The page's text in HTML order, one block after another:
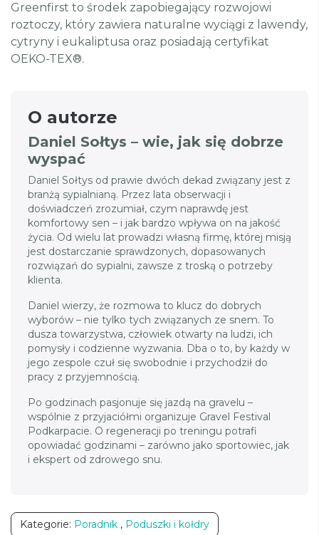
Greenfirst to środek zapobiegający rozwojowi
roztoczy, który zawiera naturalne wyciągi z lawendy,
cytryny i eukaliptusa oraz posiadają certyfikat
OEKO-TEX®.
O autorze
Daniel Sołtys – wie, jak się dobrze
wyspać
Daniel Sołtys od prawie dwóch dekad związany jest z
branżą sypialnianą. Przez lata obserwacji i
doświadczeń zrozumiał, czym naprawdę jest
komfortowy sen – i jak bardzo wpływa on na jakość
życia. Od wielu lat prowadzi własną firmę, której misją
jest dostarczanie sprawdzonych, dopasowanych
rozwiązań do sypialni, zawsze z troską o potrzeby
klienta.
Daniel wierzy, że rozmowa to klucz do dobrych
wyborów – nie tylko tych związanych ze snem. To
dusza towarzystwa, człowiek otwarty na ludzi, ich
pomysły i codzienne wyzwania. Dba o to, by każdy w
jego zespole czuł się swobodnie i przychodził do
pracy z przyjemnością.
Po godzinach pasjonuje się jazdą na gravelu –
wspólnie z przyjaciółmi organizuje Gravel Festival
Podkarpacie. O regeneracji po treningu potrafi
opowiadać godzinami – zarówno jako sportowiec, jak
i ekspert od zdrowego snu.
Kategorie: Poradnik , Poduszki i kołdry